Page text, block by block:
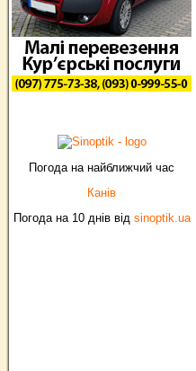
Погода на найближчий час
Канів
Погода на 10 днів від sinoptik.ua